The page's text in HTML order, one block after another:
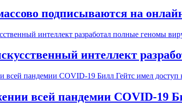
подписываются на
интеллект
всей пандемии COVID-19